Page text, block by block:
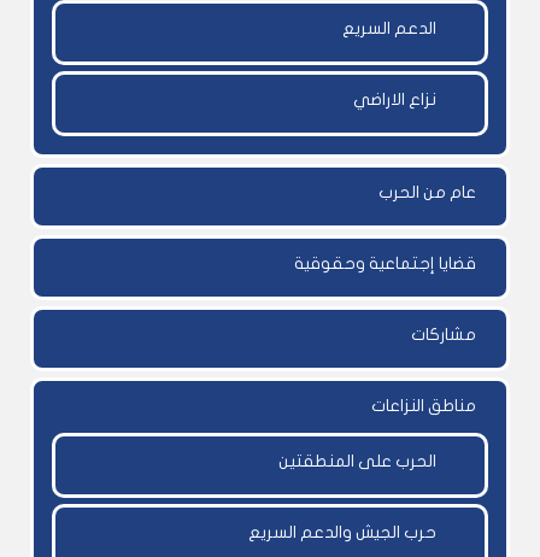
الدعم السريع
نزاع الاراضي
عام من الحرب
قضايا إجتماعية وحقوقية
مشاركات
مناطق النزاعات
الحرب على المنطقتين
حرب الجيش والدعم السريع